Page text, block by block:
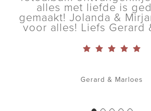
alles met liefde is
gemaakt! Jolanda &
voor alles! Liefs Gerard
Gerard & Marloes